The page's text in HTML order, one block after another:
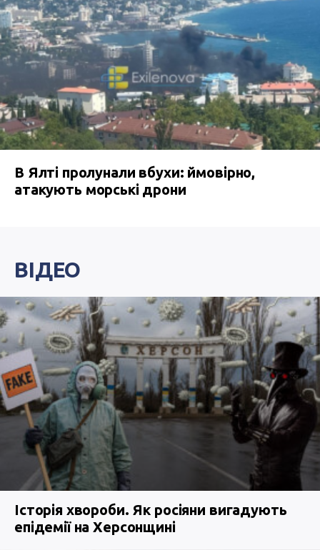
В Ялті пролунали вбухи: ймовірно,
атакують морські дрони
ВІДЕО
Історія хвороби. Як росіяни вигадують
епідемії на Херсонщині